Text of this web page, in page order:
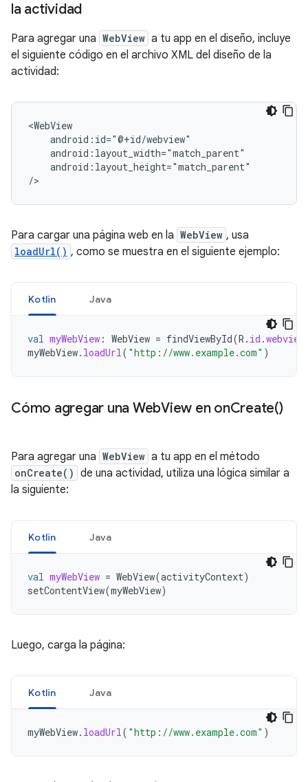
la actividad
Para agregar una WebView a tu app en el diseño, incluye
el siguiente código en el archivo XML del diseño de la
actividad:
android:layout_height="match_parent"
/>
Para cargar una página web en la WebView , usa
loadUrl() , como se muestra en el siguiente ejemplo:
Kotlin Java
val myWebView : WebView = findViewById(R . id .webview
myWebView. loadUrl( "http://www.example.com" )
Cómo agregar una WebView en onCreate()
Para agregar una WebView a tu app en el método
onCreate() de una actividad, utiliza una lógica similar a
la siguiente:
Kotlin Java
val myWebView = WebView(activityContext)
setContentView(myWebView)
Luego, carga la página:
Kotlin Java
myWebView. loadUrl( "http://www.example.com" )